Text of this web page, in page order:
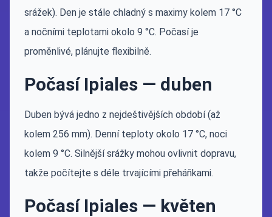
srážek). Den je stále chladný s maximy kolem 17 °C
a nočními teplotami okolo 9 °C. Počasí je
proměnlivé, plánujte flexibilně.
Počasí Ipiales — duben
Duben bývá jedno z nejdeštivějších období (až
kolem 256 mm). Denní teploty okolo 17 °C, noci
kolem 9 °C. Silnější srážky mohou ovlivnit dopravu,
takže počítejte s déle trvajícími přeháňkami.
Počasí Ipiales — květen